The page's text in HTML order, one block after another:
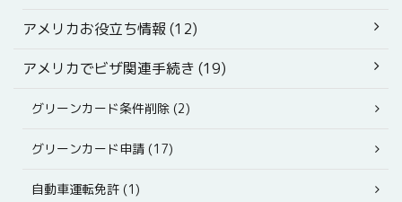
アメリカお役立ち情報 (12)
アメリカでビザ関連手続き (19)
グリーンカード条件削除 (2)
グリーンカード申請 (17)
自動車運転免許 (1)